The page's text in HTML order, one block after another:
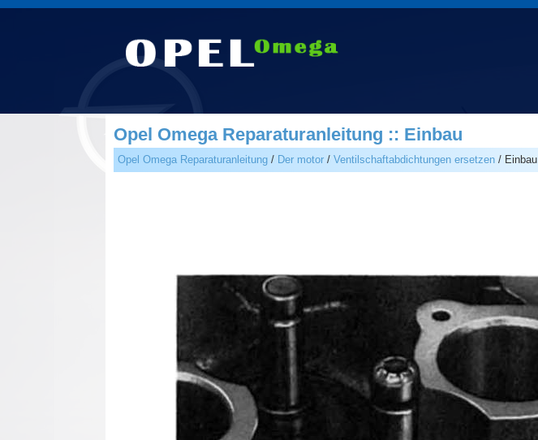
Opel Omega Reparaturanleitung :: Einbau
Opel Omega Reparaturanleitung/ Der motor/ Ventilschaftabdichtungen ersetzen/ Einbau